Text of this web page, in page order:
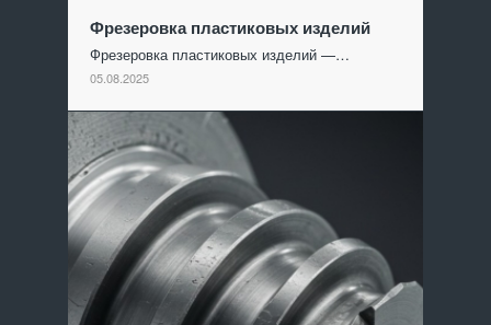
Фрезеровка пластиковых изделий
Фрезеровка пластиковых изделий —…
05.08.2025